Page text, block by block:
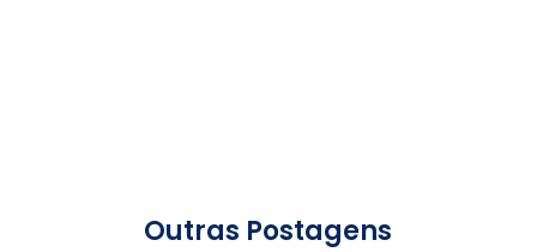
Outras Postagens